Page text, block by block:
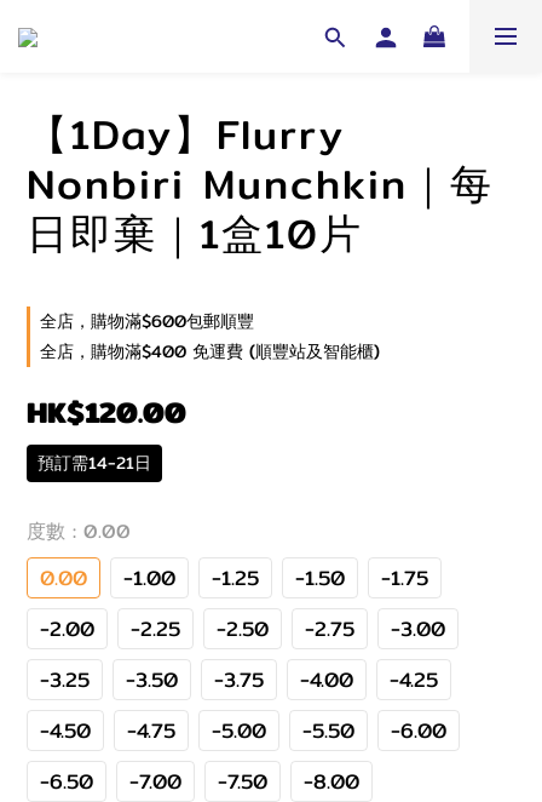
【1Day】Flurry
Nonbiri Munchkin｜每
日即棄｜1盒10片
全店，購物滿$600包郵順豐
全店，購物滿$400 免運費 (順豐站及智能櫃)
HK$120.00
預訂需14-21日
度數 : 0.00
0.00 -1.00 -1.25 -1.50
-1.75
-2.00
-2.25 -2.50 -2.75
-3.00
-3.25
-3.50 -3.75 -4.00
-4.25
-4.50
-4.75 -5.00 -5.50
-6.00
-6.50
-7.00 -7.50 -8.00